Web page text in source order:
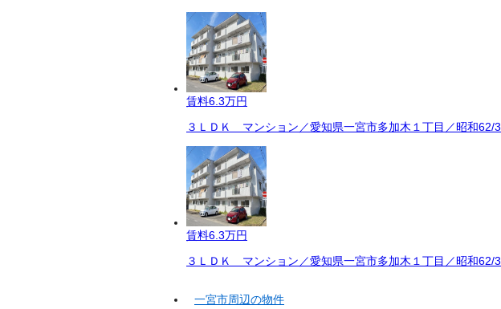
賃料6.3万円
３ＬＤＫ マンション／愛知県一宮市多加木１丁目／昭和62/3
賃料6.3万円
３ＬＤＫ マンション／愛知県一宮市多加木１丁目／昭和62/3
一宮市周辺の物件